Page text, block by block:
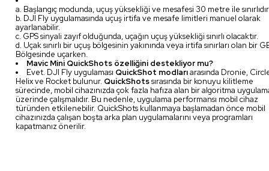
a. Başlangıç modunda, uçuş yüksekliği ve mesafesi 30 metre ile
b. DJI Fly uygulamasında uçuş irtifa ve mesafe limitleri manuel olarak
ayarlanabilir.
c. GPS sinyali zayıf olduğunda, uçağın uçuş yüksekliği sınırlı olacaktır.
d. Uçak sınırlı bir uçuş bölgesinin yakınında veya irtifa sınırları olan bir
Bölgesinde uçarken.
Mavic Mini QuickShots özelliğini destekliyor mu?
Evet. DJI Fly uygulaması QuickShot modlarıarasında Dronie,
Helix ve Rocket bulunur. QuickShotssırasında bir konuyu kilitleme
sürecinde, mobil cihazınızda çok fazla hafıza alan bir algoritma
üzerinde çalışmalıdır. Bu nedenle, uygulama performansı mobil cihaz
türünden etkilenebilir. QuickShots kullanmaya başlamadan önce mobil
cihazınızda çalışan boşta arka plan uygulamalarını veya programları
kapatmanız önerilir.